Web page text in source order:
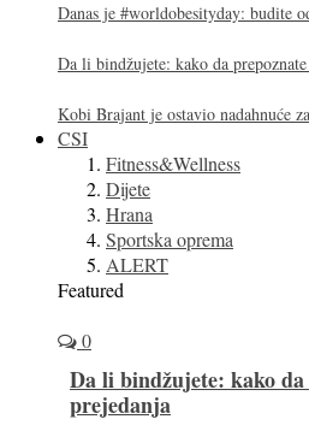
Danas je #worldobesityday: budite
Da li bindžujete: kako da
Kobi Brajant je ostavio nadahnuće
CSI
Fitness&Wellness
Dijete
Hrana
Sportska oprema
ALERT
Featured
0
Da li bindžujete: kako
prejedanja